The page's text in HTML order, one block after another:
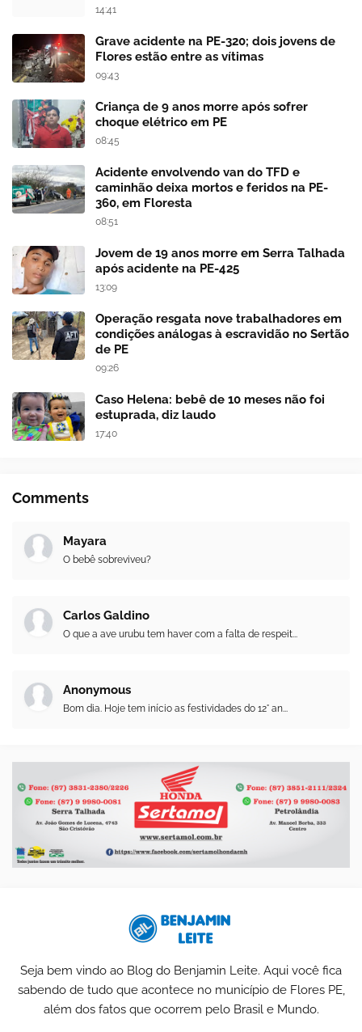
14:41
Grave acidente na PE-320; dois jovens de
Flores estão entre as vítimas
09:43
Criança de 9 anos morre após sofrer
choque elétrico em PE
08:45
Acidente envolvendo van do TFD e
caminhão deixa mortos e feridos na PE-
360, em Floresta
08:51
Jovem de 19 anos morre em Serra Talhada
após acidente na PE-425
13:09
Operação resgata nove trabalhadores em
condições análogas à escravidão no Sertão
de PE
09:26
Caso Helena: bebê de 10 meses não foi
estuprada, diz laudo
17:40
Comments
Mayara
O bebê sobreviveu?
Carlos Galdino
O que a ave urubu tem haver com a falta de respeit...
Anonymous
Bom dia. Hoje tem início as festividades do 12° an...
Seja bem vindo ao Blog do Benjamin Leite. Aqui você fica
sabendo de tudo que acontece no município de Flores PE,
além dos fatos que ocorrem pelo Brasil e Mundo.